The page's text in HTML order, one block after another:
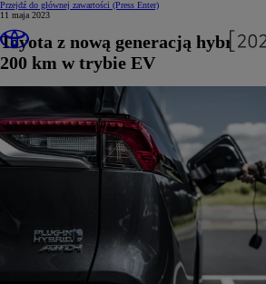
Przejdź do głównej zawartości (Press Enter)
11 maja 2023
Toyota z nową generacją hybryd
200 km w trybie EV